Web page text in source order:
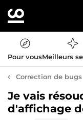
Pour vousMeilleurs
Correction de bugs
Je vais
d'affichage